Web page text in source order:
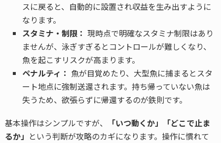
スに戻ると、自動的に設置され収益を生み出すように
なります。
スタミナ・制限： 現時点で明確なスタミナ制限はあり
ませんが、泳ぎすぎるとコントロールが難しくなり、
魚を起こすリスクが高まります。
ペナルティ： 魚が目覚めたり、大型魚に捕まるとスタ
ート地点に強制送還されます。持ち帰っていない魚は
失うため、欲張らずに帰還するのが鉄則です。
基本操作はシンプルですが、
「いつ動くか」「どこで止ま
るか」 という判断が攻略のカギになります。操作に慣れて